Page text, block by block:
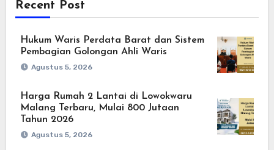
Recent Post
Hukum Waris Perdata Barat dan Sistem
Pembagian Golongan Ahli Waris
Agustus 5, 2026
Harga Rumah 2 Lantai di Lowokwaru
Malang Terbaru, Mulai 800 Jutaan
Tahun 2026
Agustus 5, 2026